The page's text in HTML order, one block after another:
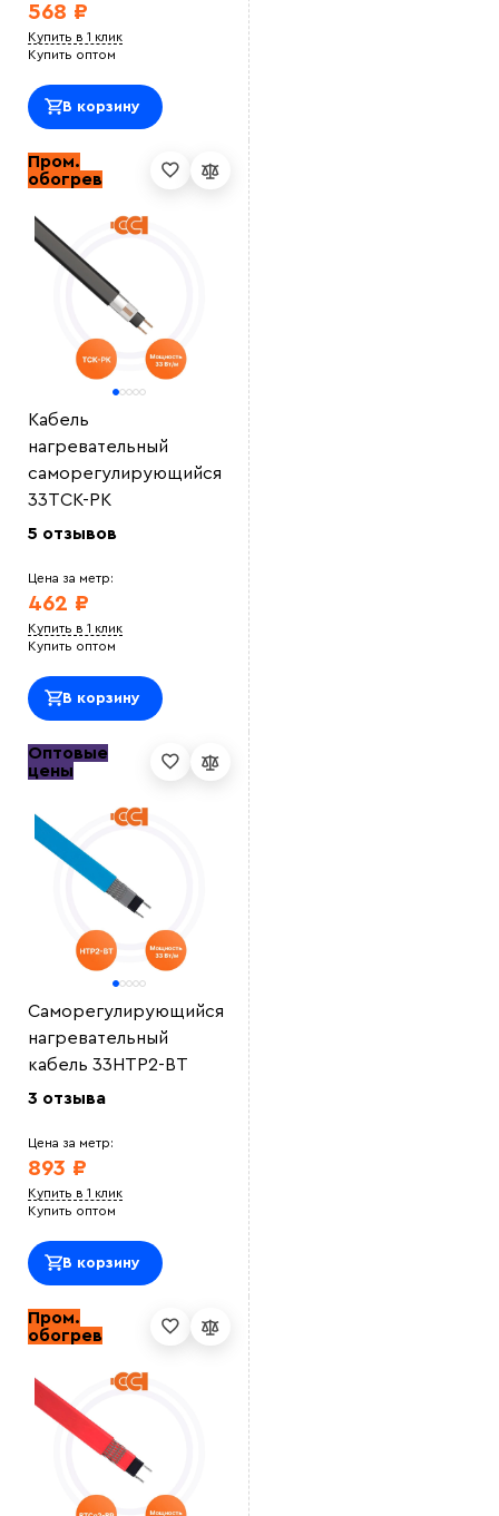
568 ₽
Купить в 1 клик
Купить оптом
В корзину
Пром.
обогрев
Кабель
нагревательный
саморегулирующийся
33ТСК-РК
5 отзывов
Цена за метр:
462 ₽
Купить в 1 клик
Купить оптом
В корзину
Оптовые
цены
Саморегулирующийся
нагревательный
кабель 33НТР2-BT
3 отзыва
Цена за метр:
893 ₽
Купить в 1 клик
Купить оптом
В корзину
Пром.
обогрев